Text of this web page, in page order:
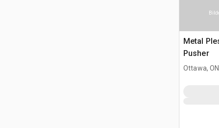
Metal
Pusher
Ottawa,